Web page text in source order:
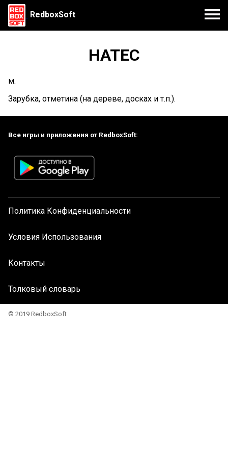
RedboxSoft
НАТЕС
м.
Зарубка, отметина (на дереве, досках и т.п.).
Все игры и приложения от RedboxSoft:
Политика Конфиденциальности
Условия Использования
Контакты
Толковый словарь
© 2019 RedboxSoft